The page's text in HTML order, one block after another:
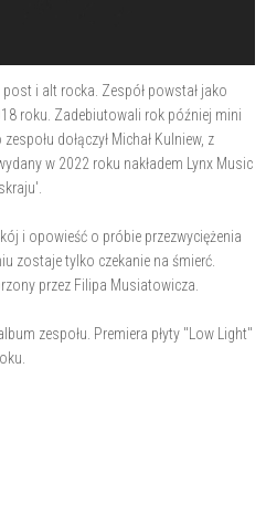
i alt rocka. Zespół powstał jako
roku. Zadebiutowali rok później mini
dołączył Michał Kulniew, z
w 2022 roku nakładem Lynx Music
i opowieść o próbie przezwyciężenia
zostaje tylko czekanie na śmierć.
przez Filipa Musiatowicza.
zespołu. Premiera płyty "Low Light"